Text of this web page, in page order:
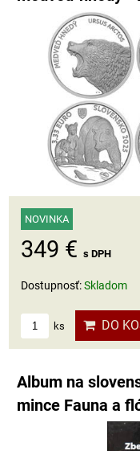
NOVINKA
349 € s DPH
Dostupnosť:Skladom
ks DO
Album na
mince Fauna a